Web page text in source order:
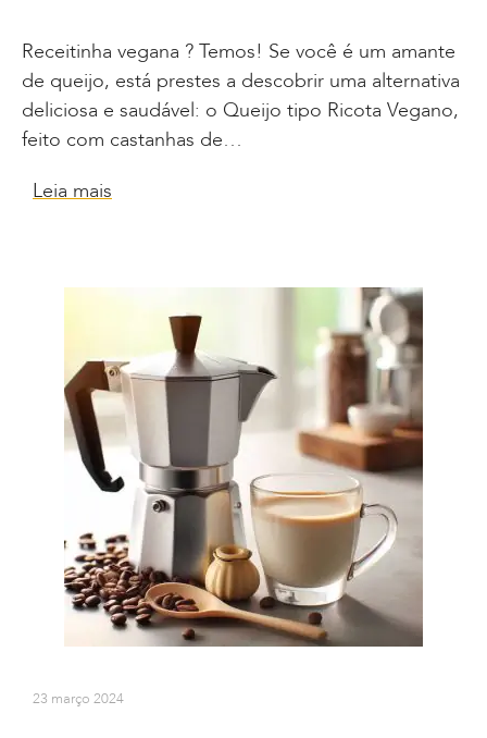
Receitinha vegana ? Temos! Se você é um amante
de queijo, está prestes a descobrir uma alternativa
deliciosa e saudável: o Queijo tipo Ricota Vegano,
feito com castanhas de…
Leia mais
23 março 2024